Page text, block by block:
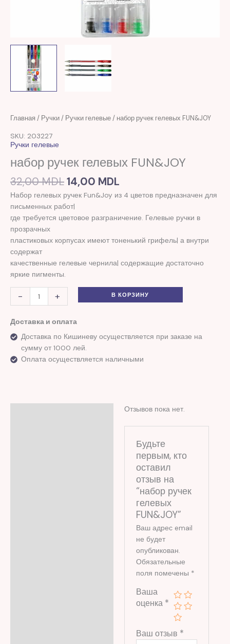
Главная / Ручки/ Ручки гелевые/ набор ручек гелевых FUN&JOY
SKU: 203227
Ручки гелевые
набор ручек гелевых FUN&JOY
32,00MDL
Первоначальная
14,00 MDL
Текущая
Набор гелевых ручек Fun&Joy из 4 цветов предназначен для
письменных работ|
где требуется цветовое разграничение. Гелевые ручки в
прозрачных
пластиковых корпусах имеют тоненький грифель| а внутри
содержат
качественные гелевые чернила| содержащие достаточно
яркие пигменты.
-
Количество
набор
ручек
гелевых
+ В КОРЗИНУ
Доставка и оплата
Доставка по Кишиневу осуществляется при заказе на
сумму от 1000 лей.
Оплата осуществляется наличными
Отзывов пока нет.
Будьте
первым, кто
оставил
отзыв на
“набор ручек
гелевых
FUN&JOY”
Ваш адрес email
не будет
опубликован.
Обязательные
поля помечены *
Ваша
оценка *
Ваш отзыв *